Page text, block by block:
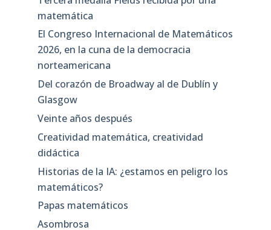
matemática
El Congreso Internacional de Matemáticos
2026, en la cuna de la democracia
norteamericana
Del corazón de Broadway al de Dublín y
Glasgow
Veinte años después
Creatividad matemática, creatividad
didáctica
Historias de la IA: ¿estamos en peligro los
matemáticos?
Papas matemáticos
Asombrosa